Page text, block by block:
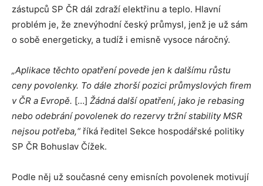
zástupců SP ČR dál zdraží elektřinu a teplo. Hlavní
problém je, že znevýhodní český průmysl, jenž je už sám
o sobě energeticky, a tudíž i emisně vysoce náročný.
„Aplikace těchto opatření povede jen k dalšímu růstu
ceny povolenky. To dále zhorší pozici průmyslových firem
v ČR a Evropě. […] Žádná další opatření, jako je rebasing
nebo odebrání povolenek do rezervy tržní stability MSR
nejsou potřeba,“říká ředitel Sekce hospodářské politiky
SP ČR Bohuslav Čížek.
Podle něj už současné ceny emisních povolenek motivují